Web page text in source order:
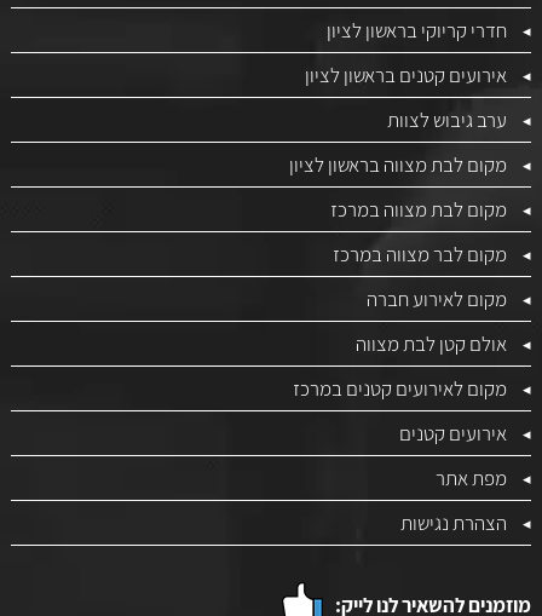
חדרי קריוקי בראשון לציון
אירועים קטנים בראשון לציון
ערב גיבוש לצוות
מקום לבת מצווה בראשון לציון
מקום לבת מצווה במרכז
מקום לבר מצווה במרכז
מקום לאירוע חברה
אולם קטן לבת מצווה
מקום לאירועים קטנים במרכז
אירועים קטנים
מפת אתר
הצהרת נגישות
מוזמנים להשאיר לנו לייק: